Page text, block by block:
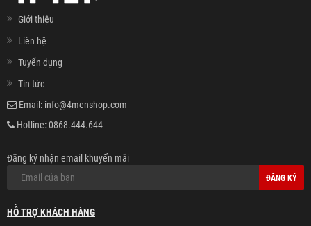
Giới thiệu
Liên hệ
Tuyển dụng
Tin tức
Email: info@4menshop.com
Hotline:0868.444.644
Đăng ký nhận email khuyến mãi
ĐĂNG KÝ
HỖ TRỢ KHÁCH HÀNG